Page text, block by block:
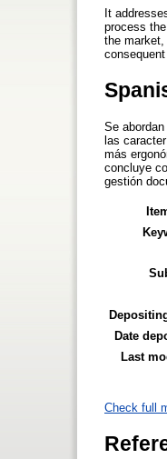
It
process
the
Se
las
más
concluye
gestión
Date
Last
Check full